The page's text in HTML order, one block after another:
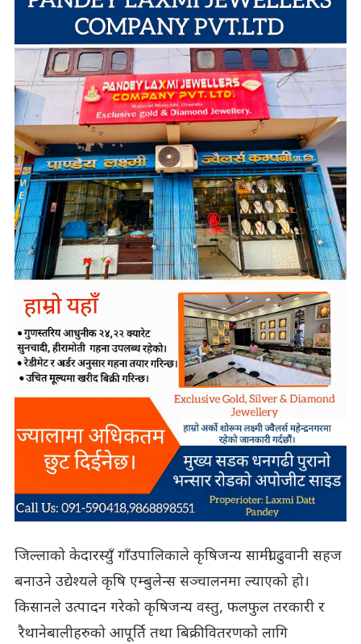
जिल्लाको केदारस्युँ गाँउपालिकाले कृषिजन्य सामग्री ढुवानी सहज
बनाउने उद्येश्यले कृषि एम्बुलेन्स सञ्चालनमा ल्याएको हो।
किसानले उत्पादन गरेको कृषिजन्य वस्तु, फलफुल तरकारी र
रैथानेबालीहरुको आपूर्ति तथा बिक्रीवितरणको लागि